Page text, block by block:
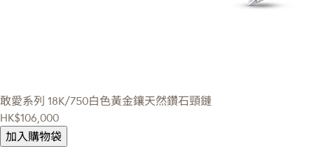
敢愛系列 18K/750白色黃金鑲天然鑽石頸鏈
HK$106,000
加入購物袋